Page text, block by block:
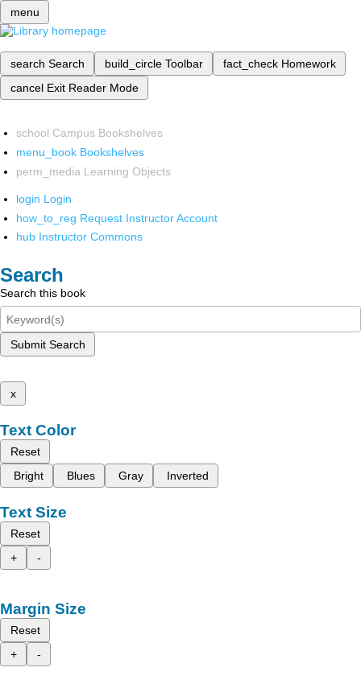
menu
search Search build_circle Toolbar fact_check Homework
cancel Exit Reader Mode
school Campus Bookshelves
menu_book Bookshelves
perm_media Learning Objects
login Login
how_to_reg Request Instructor Account
hub Instructor Commons
Search
Search this book
Submit Search
x
Text Color
Reset
Bright
Blues Gray Inverted
Text Size
Reset
+
-
Margin Size
Reset
+
-